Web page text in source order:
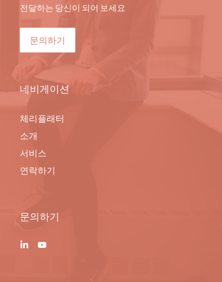
전달하는 당신이 되어 보세요
문의하기
네비게이션
체리플래터
소개
서비스
연락하기
문의하기